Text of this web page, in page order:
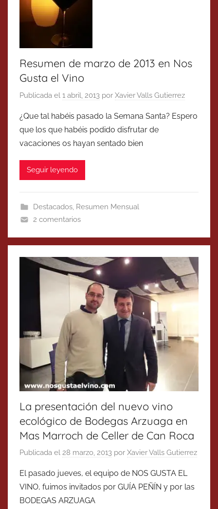
Resumen de marzo de 2013 en Nos
Gusta el Vino
Publicada el 1 abril, 2013 por Xavier Valls Gutierrez
¿Que tal habéis pasado la Semana Santa? Espero
que los que habéis podido disfrutar de
vacaciones os hayan sentado bien
Seguir leyendo
Destacados, Resumen Mensual
2 comentarios
La presentación del nuevo vino
ecológico de Bodegas Arzuaga en
Mas Marroch de Celler de Can Roca
Publicada el 28 marzo, 2013 por Xavier Valls Gutierrez
El pasado jueves, el equipo de NOS GUSTA EL
VINO, fuimos invitados por GUÍA PEÑÍN y por las
BODEGAS ARZUAGA